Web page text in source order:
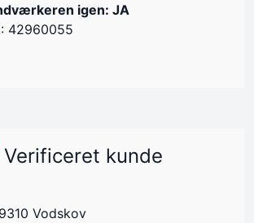
igen: JA
42960055
Verificeret kunde
Vodskov